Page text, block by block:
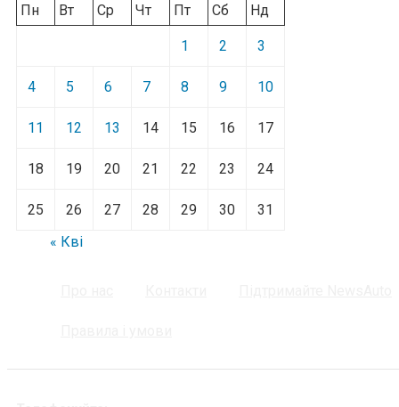
Пн
Вт Ср Чт Пт Сб Нд
1 2 3
4 5 6 7 8 9 10
11 12 13 14 15 16 17
18 19 20 21 22 23 24
25 26 27 28 29 30
31
« Кві